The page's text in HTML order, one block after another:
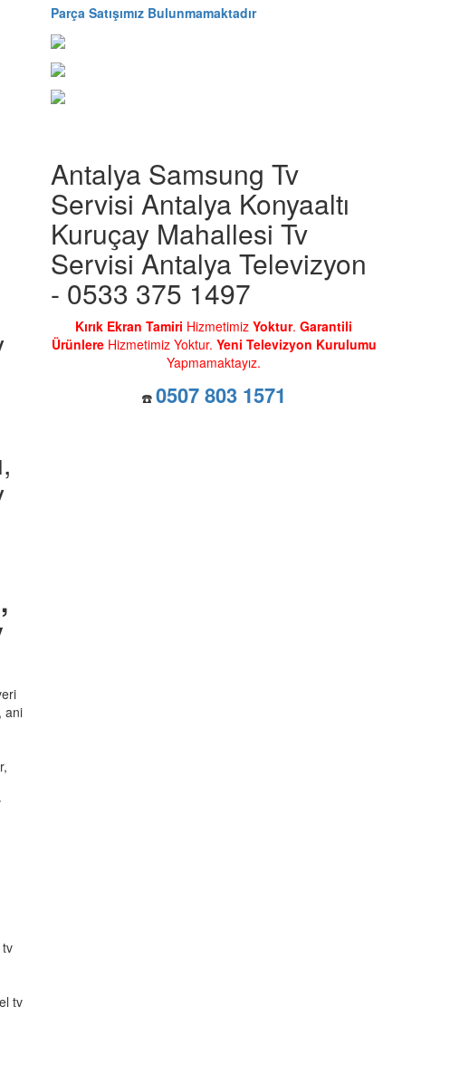
ani
tv
Parça Satışımız Bulunmamaktadır
Antalya Samsung Tv
Servisi Antalya Konyaaltı
Kuruçay Mahallesi Tv
Servisi Antalya Televizyon
- 0533 375 1497
Kırık Ekran Tamiri Hizmetimiz Yoktur. Garantili
Ürünlere Hizmetimiz Yoktur. Yeni Televizyon Kurulumu
Yapmamaktayız.
☎️ 0507 803 1571